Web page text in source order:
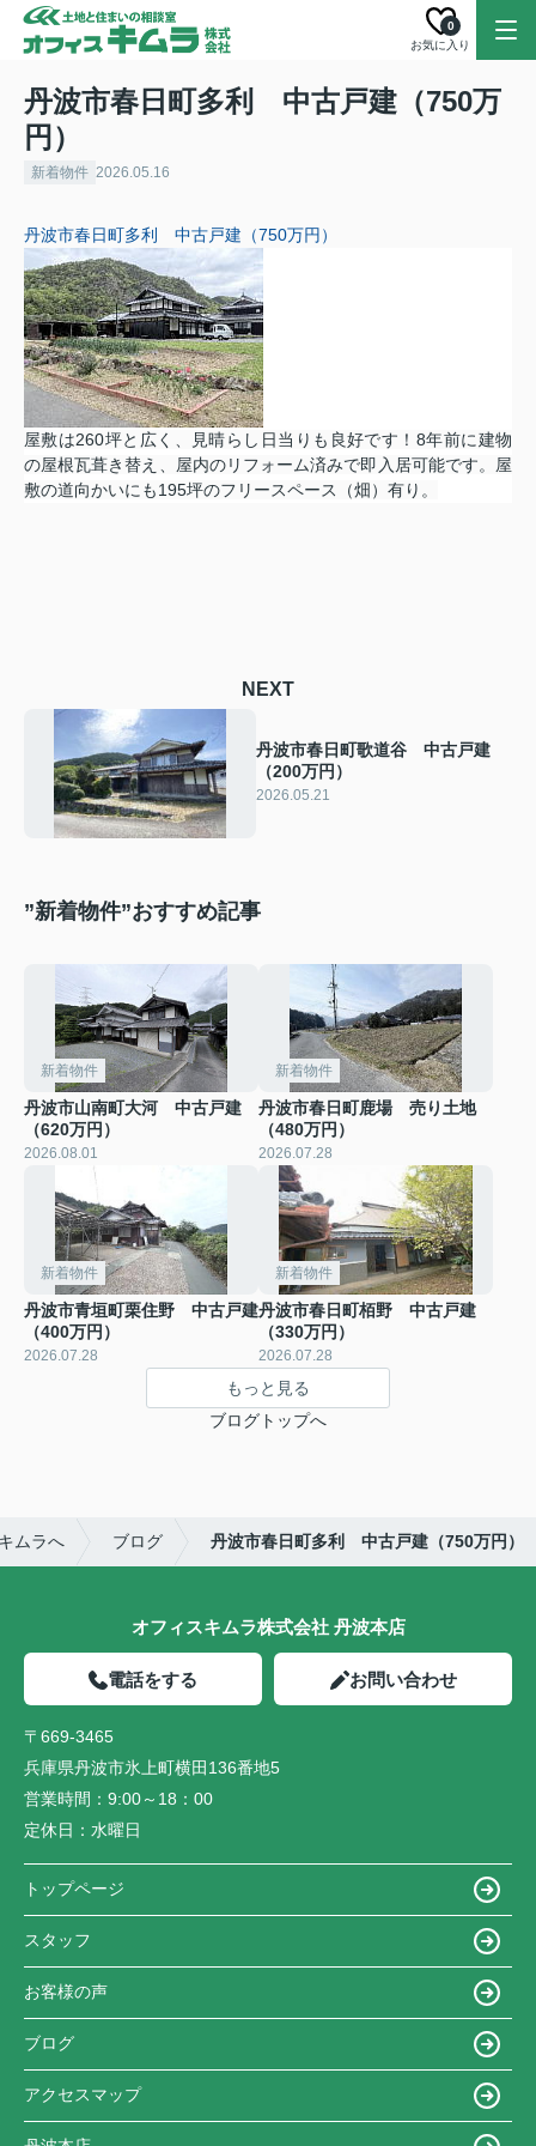
お気に入り
0
丹波市春日町多利 中古戸建（750万
円）
新着物件 2026.05.16
丹波市春日町多利 中古戸建（750万円）
屋敷は260坪と広く、見晴らし日当りも良好です！8年前に建物
の屋根瓦葺き替え、屋内のリフォーム済みで即入居可能です。屋
敷の道向かいにも195坪のフリースペース（畑）有り。
NEXT
丹波市春日町歌道谷 中古戸建
（200万円）
2026.05.21
”新着物件”おすすめ記事
新着物件
丹波市山南町大河 中古戸建
（620万円）
2026.08.01
新着物件
丹波市春日町鹿場 売り土地
（480万円）
2026.07.28
新着物件
丹波市青垣町栗住野 中古戸建
（400万円）
2026.07.28
新着物件
丹波市春日町栢野 中古戸建
（330万円）
2026.07.28
もっと見る
ブログトップへ
ムラへ ブログ 丹波市春日町多利 中古戸建（750万円）
オフィスキムラ株式会社 丹波本店
電話をする お問い合わせ
〒669-3465
兵庫県丹波市氷上町横田136番地5
営業時間： 9:00～18：00
定休日： 水曜日
トップページ
スタッフ
お客様の声
ブログ
アクセスマップ